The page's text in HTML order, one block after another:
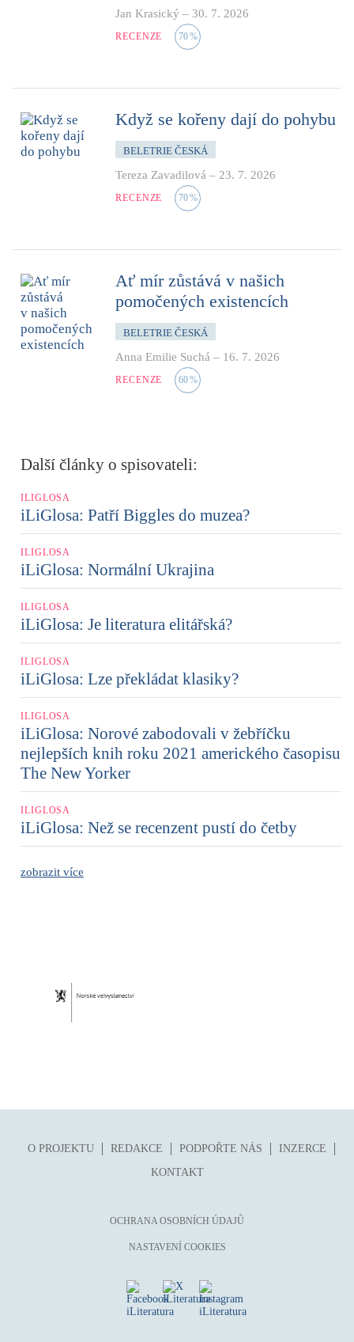
Jan Krasický – 30. 7. 2026
RECENZE 70%
Když se kořeny dají do pohybu
BELETRIE ČESKÁ
Tereza Zavadilová – 23. 7. 2026
RECENZE 70%
Ať mír zůstává v našich
pomočených existencích
BELETRIE ČESKÁ
Anna Emilie Suchá – 16. 7. 2026
RECENZE 60%
Další články o spisovateli:
ILIGLOSA
iLiGlosa: Patří Biggles do muzea?
ILIGLOSA
iLiGlosa: Normální Ukrajina
ILIGLOSA
iLiGlosa: Je literatura elitářská?
ILIGLOSA
iLiGlosa: Lze překládat klasiky?
ILIGLOSA
iLiGlosa: Norové zabodovali v žebříčku
nejlepších knih roku 2021 amerického časopisu
The New Yorker
ILIGLOSA
iLiGlosa: Než se recenzent pustí do četby
zobrazit více
O PROJEKTU REDAKCE PODPOŘTE NÁS
INZERCE
KONTAKT
OCHRANA OSOBNÍCH ÚDAJŮ
NASTAVENÍ COOKIES